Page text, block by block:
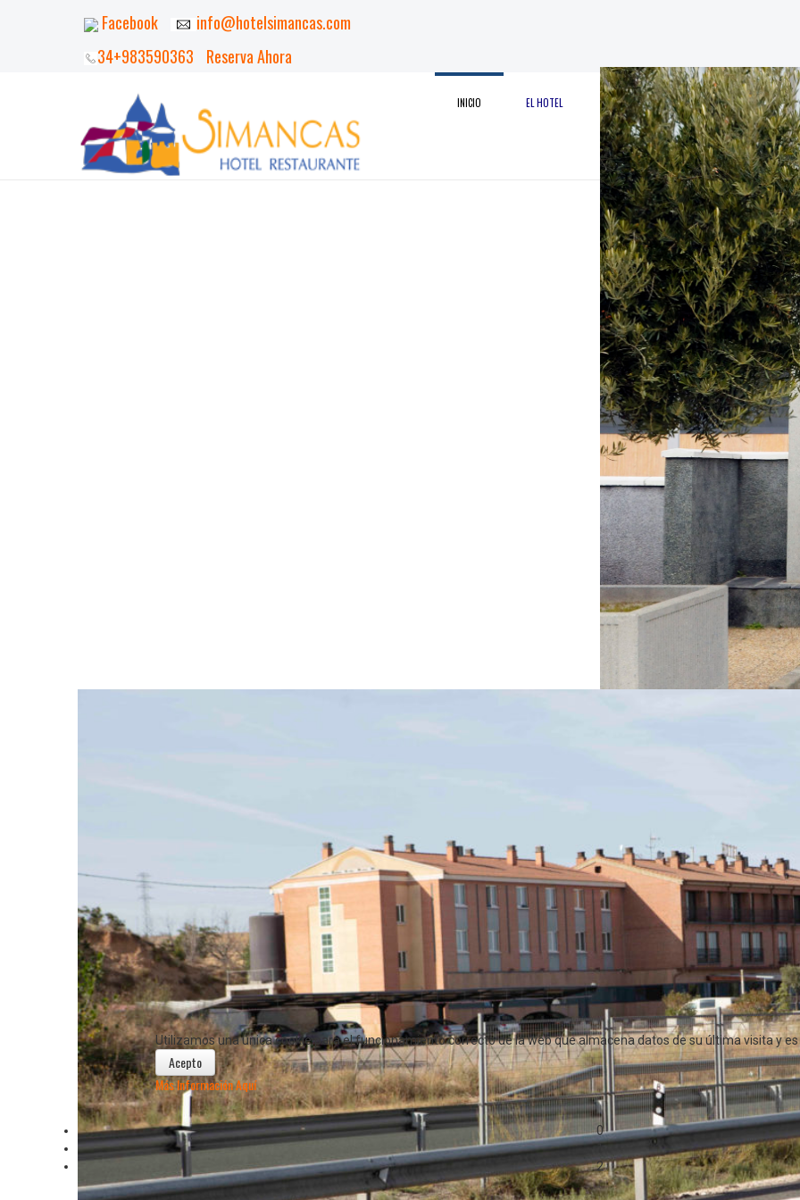
Facebook
info@hotelsimancas.com
34+983590363
Reserva Ahora
INICIO EL HOTEL HABITACIONES EL ENTORNO
Tu hotel en Simancas
0
2
, a 10 Km deValladolidy a 12 Km. del aeropuerto de Villanubla
y servicio de habitaciones diario.
Utilizamos una única cookie para el funcionamiento correcto de la web que almacena datos de su última visita y
Acepto
Más Información Aquí